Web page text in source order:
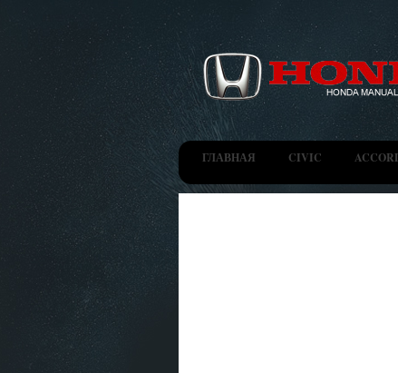
ГЛАВНАЯ CIVIC